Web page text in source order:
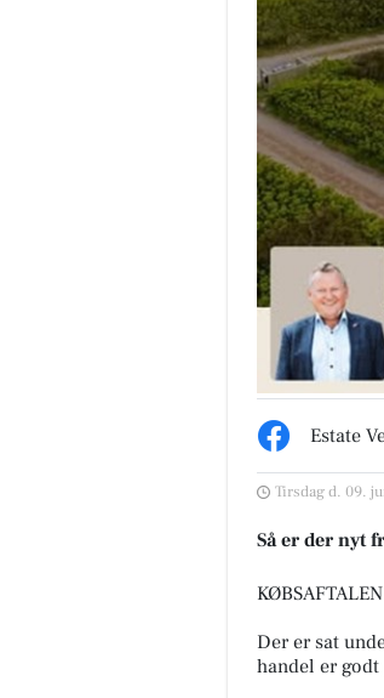
Estate
Tirsdag d. 09.
Så er der nyt
Der er sat
handel er godt